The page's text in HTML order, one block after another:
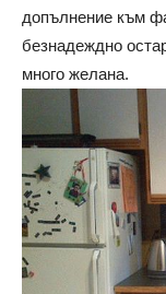
допълнение към
безнадеждно
много желана.